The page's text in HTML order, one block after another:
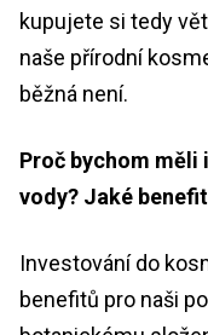
kupujete si tedy
naše přírodní
běžná není.
Proč bychom
vody? Jaké
Investování do
benefitů pro naši